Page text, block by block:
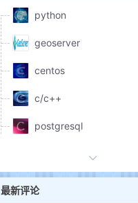
python
geoserver
centos
c/c++
postgresql
操作系统
最新评论